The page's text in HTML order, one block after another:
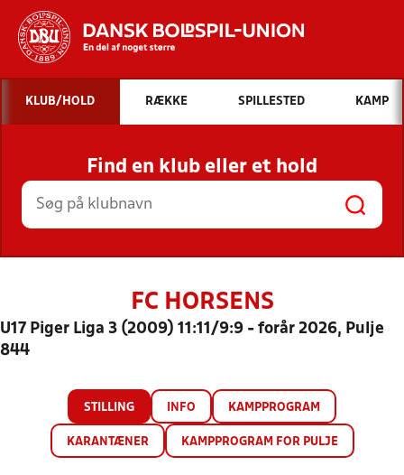
Hvad vil du søge efter?
INDHOLD OG NYHEDER
STILLINGER, RESULTATER, KLUBBER OG
HOLD
KLUB/HOLD RÆKKE SPILLESTED KAMP
Find en klub eller et hold
FC HORSENS
U17 Piger Liga 3 (2009) 11:11/9:9 - forår 2026, Pulje
844
STILLING INFO KAMPPROGRAM
KARANTÆNER KAMPPROGRAM FOR PULJE